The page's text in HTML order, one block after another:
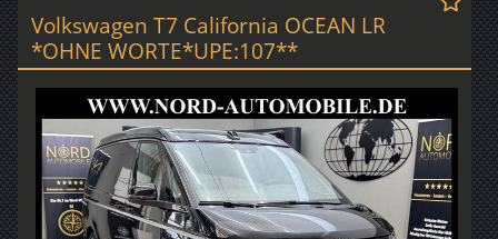
Volkswagen T7 California OCEAN LR
*OHNE WORTE*UPE:107**